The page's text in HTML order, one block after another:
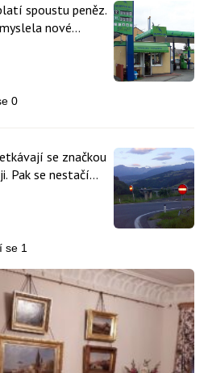
spoustu peněz.
nové
se značkou
Pak se nestačí